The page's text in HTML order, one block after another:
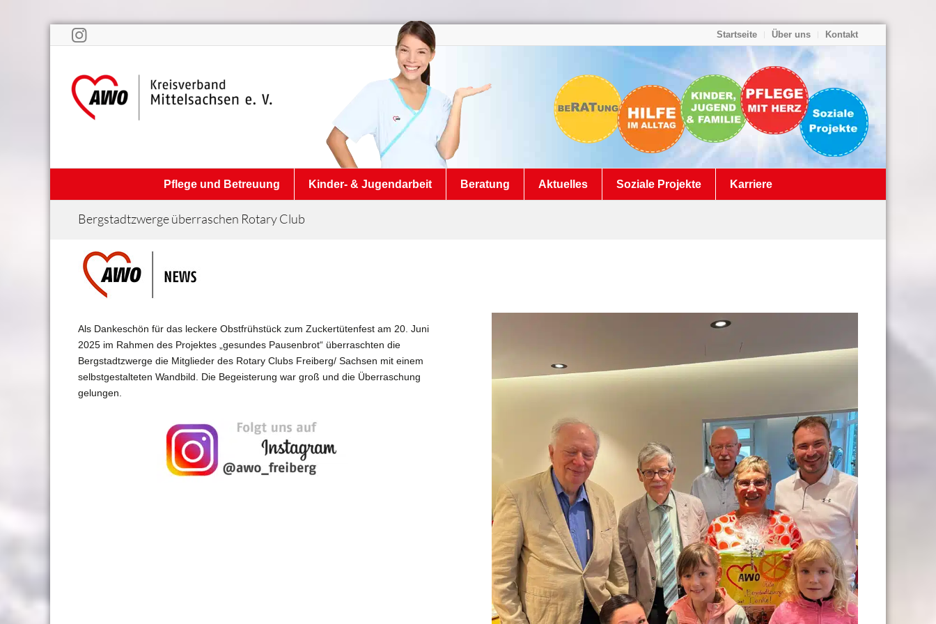
Startseite Über uns Kontakt
Pflege und Betreuung Kinder- & Jugendarbeit Beratung Aktuelles Soziale Projekte Karriere
Bergstadtzwerge überraschen Rotary Club
Als Dankeschön für das leckere Obstfrühstück zum Zuckertütenfest am 20. Juni
2025 im Rahmen des Projektes „gesundes Pausenbrot“ überraschten die
Bergstadtzwerge die Mitglieder des Rotary Clubs Freiberg/ Sachsen mit einem
selbstgestalteten Wandbild. Die Begeisterung war groß und die Überraschung
gelungen.